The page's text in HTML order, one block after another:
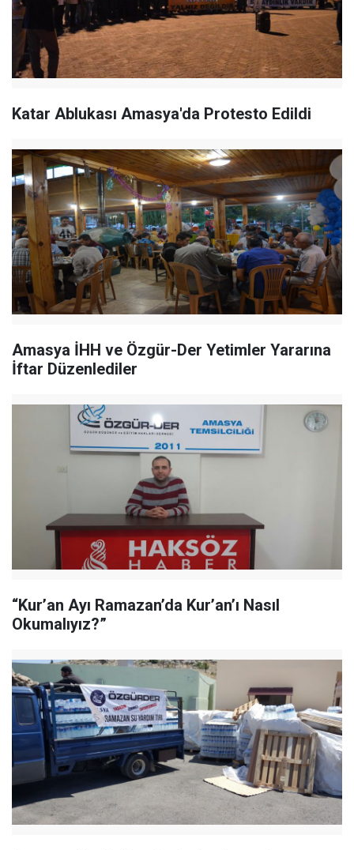
Katar Ablukası Amasya'da Protesto Edildi
Amasya İHH ve Özgür-Der Yetimler Yararına
İftar Düzenlediler
“Kur’an Ayı Ramazan’da Kur’an’ı Nasıl
Okumalıyız?”